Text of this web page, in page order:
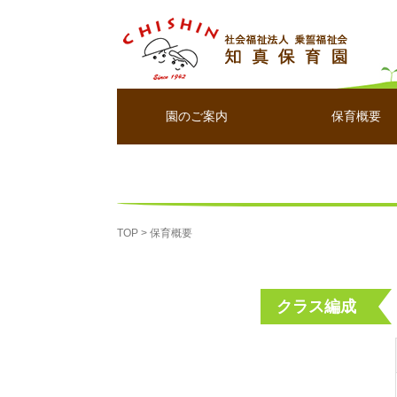
園のご案内 保育概要
TOP > 保育概要
クラス編成